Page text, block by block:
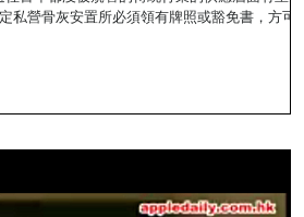
營骨灰安置所必須領有牌照或豁免書，方可售